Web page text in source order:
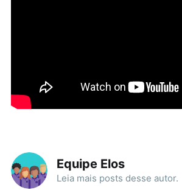
Equipe Elos
Leia mais posts desse autor.